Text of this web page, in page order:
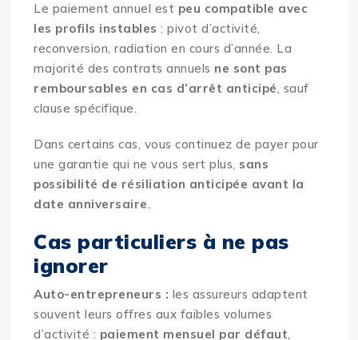
Le paiement annuel est peu compatible avec
les profils instables : pivot d’activité,
reconversion, radiation en cours d’année. La
majorité des contrats annuels ne sont pas
remboursables en cas d’arrêt anticipé, sauf
clause spécifique.
Dans certains cas, vous continuez de payer pour
une garantie qui ne vous sert plus, sans
possibilité de résiliation anticipée avant la
date anniversaire.
Cas particuliers à ne pas
ignorer
Auto-entrepreneurs : les assureurs adaptent
souvent leurs offres aux faibles volumes
d’activité : paiement mensuel par défaut,